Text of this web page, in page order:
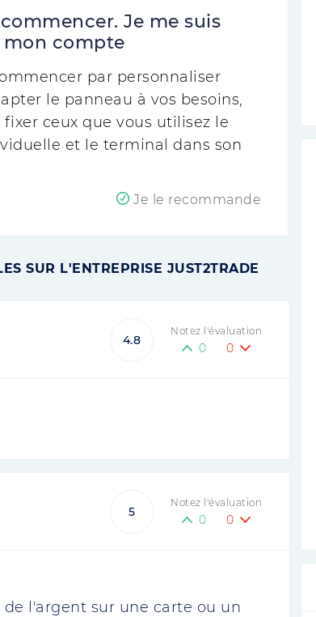
Je me suis
compte
par personnaliser
le panneau à vos besoins,
ceux que vous utilisez le
et le terminal dans son
Je le recommande
SUR L'ENTREPRISE JUST2TRADE
4.8
Notez l'évaluation
0 0
5
Notez l'évaluation
0 0
l'argent sur une carte ou un